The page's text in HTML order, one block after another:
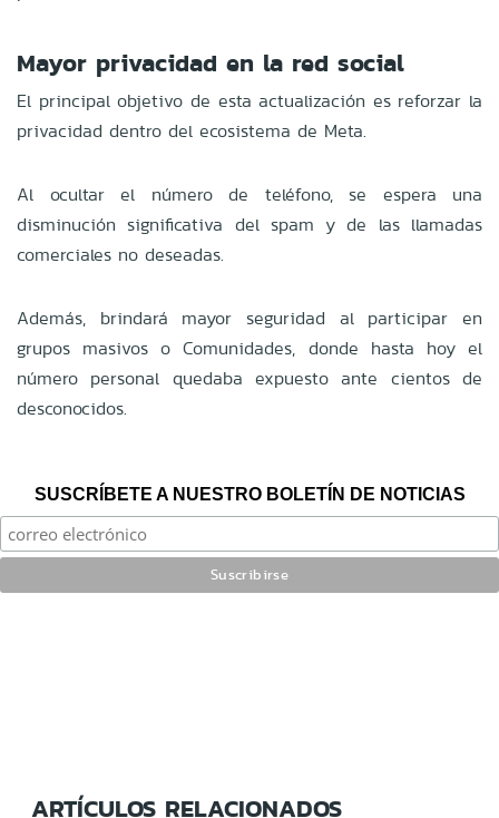
Mayor privacidad en la red social
El principal objetivo de esta actualización es reforzar la
privacidad dentro del ecosistema de Meta.
Al ocultar el número de teléfono, se espera una
disminución significativa del spam y de las llamadas
comerciales no deseadas.
Además, brindará mayor seguridad al participar en
grupos masivos o Comunidades, donde hasta hoy el
número personal quedaba expuesto ante cientos de
desconocidos.
SUSCRÍBETE A NUESTRO BOLETÍN DE NOTICIAS
ARTÍCULOS RELACIONADOS